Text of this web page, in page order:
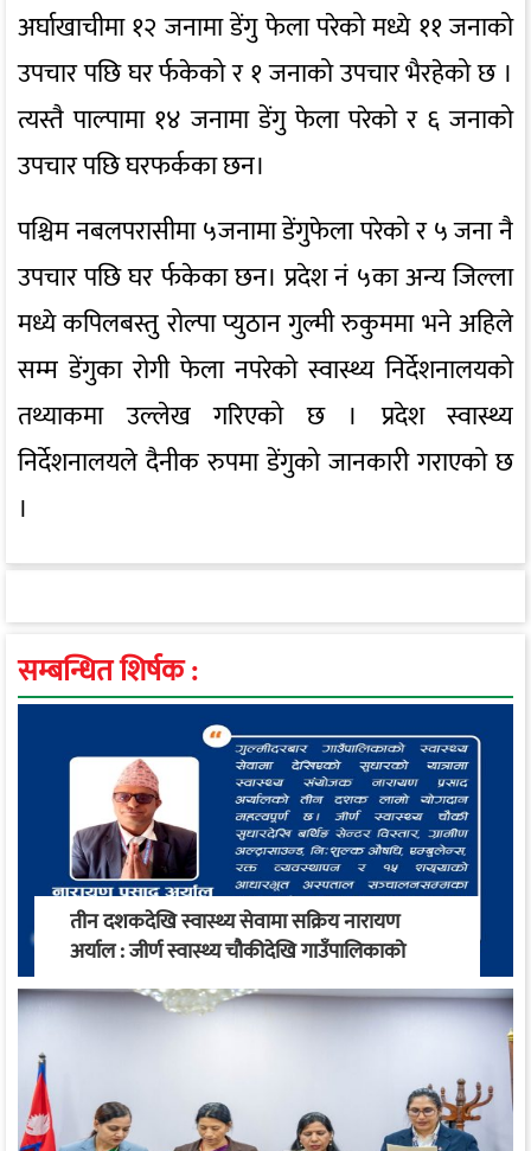
अर्घाखाचीमा १२ जनामा डेंगु फेला परेको मध्ये ११ जनाको
उपचार पछि घर र्फकेको र १ जनाको उपचार भैरहेको छ ।
त्यस्तै पाल्पामा १४ जनामा डेंगु फेला परेको र ६ जनाको
उपचार पछि घरफर्कका छन।
पश्चिम नबलपरासीमा ५जनामा डेंगुफेला परेको र ५ जना नै
उपचार पछि घर र्फकेका छन। प्रदेश नं ५का अन्य जिल्ला
मध्ये कपिलबस्तु रोल्पा प्युठान गुल्मी रुकुममा भने अहिले
सम्म डेंगुका रोगी फेला नपरेको स्वास्थ्य निर्देशनालयको
तथ्याकमा उल्लेख गरिएको छ । प्रदेश स्वास्थ्य
निर्देशनालयले दैनीक रुपमा डेंगुको जानकारी गराएको छ
।
सम्बन्धित शिर्षक :
तीन दशकदेखि स्वास्थ्य सेवामा सक्रिय नारायण
अर्याल : जीर्ण स्वास्थ्य चौकीदेखि गाउँपालिकाको
स्वास्थ्य रूपान्तरण सम्म